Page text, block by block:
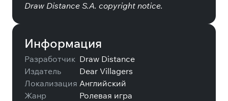
Draw Distance S.A. copyright notice.
Информация
Разработчик Draw Distance
Издатель
Dear Villagers
Локализация Английский
Жанр
Ролевая игра